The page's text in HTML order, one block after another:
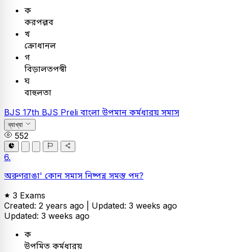
ক
করপল্লব
খ
ক্রোধানল
গ
বিড়ালতপস্বী
ঘ
বাহুলতা
BJS 17th BJS Preli বাংলাউপমান কর্মধারয় সমাস
ব্যাখ্যা
552
6.
অরুণরাঙা' কোন সমাস নিষ্পন্ন সমস্ত পদ?
3 Exams
Created: 2 years ago | Updated: 3 weeks ago
Updated: 3 weeks ago
ক
উপমিত কর্মধারয়